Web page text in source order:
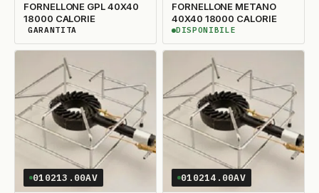
FORNELLONE GPL 40X40
18000 CALORIE
DISPONIBILITÀ GARANTITA
GARANTITA
FORNELLONE METANO
40X40 18000 CALORIE
DISPONIBILE
DISPONIBILE
010213.00AV 010214.00AV